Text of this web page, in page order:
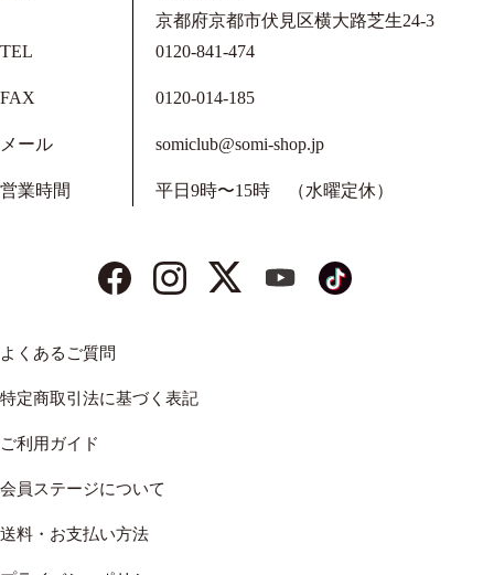
京都府京都市伏見区横大路芝生24-3
TEL
0120-841-474
FAX 0120-014-185
メール somiclub@somi-shop.jp
営業時間 平日9時〜15時 （水曜定休）
よくあるご質問
特定商取引法に基づく表記
ご利用ガイド
会員ステージについて
送料・お支払い方法